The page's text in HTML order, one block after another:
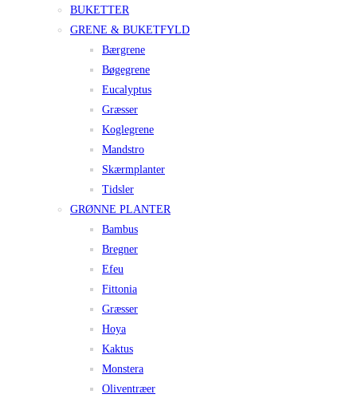
BUKETTER
GRENE & BUKETFYLD
Bærgrene
Bøgegrene
Eucalyptus
Græsser
Koglegrene
Mandstro
Skærmplanter
Tidsler
GRØNNE PLANTER
Bambus
Bregner
Efeu
Fittonia
Græsser
Hoya
Kaktus
Monstera
Oliventræer